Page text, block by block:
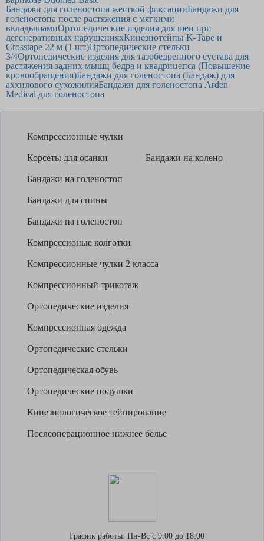
Бандажи для голеностопа жесткой фиксацииБандажи для
голеностопа после растяжения с мягкими
вкладышамиОртопедические изделия для шеи при
дегенеративных нарушенияхКинезиотейпы K-Tape и
Crosstape 22 м (1 шт)Ортопедические стельки
3/4Ортопедические изделия для тазобедренного сустава для
растяжения задних мышц бедра и квадрицепса (Повышение
кровообращения)Бандажи для голеностопа (Бандаж) для
аххилового сухожилияБандажи для голеностопа Arden
Medical для голеностопа
Компрессионные чулки
Корсеты для осанки Бандажи на колено
Бандажи на голеностоп
Бандажи для спины
Бандажи на голеностоп
Компрессионые колготки
Компрессионные чулки 2 класса
Компрессионный трикотаж
Ортопедические изделия
Компрессионная одежда
Ортопедические стельки
Ортопедическая обувь
Ортопедические подушки
Кинезиологическое тейпирование
Послеоперационное нижнее белье
График работы: Пн-Вс с 9:00 до 18:00